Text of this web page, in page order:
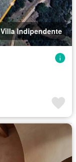
Villa Indipendente